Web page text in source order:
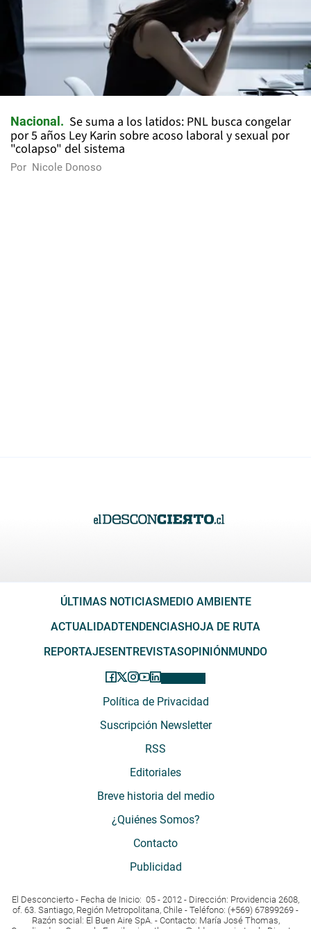
Nacional
Se suma a los latidos: PNL busca congelar
por 5 años Ley Karin sobre acoso laboral y sexual por
"colapso" del sistema
Por Nicole Donoso
ÚLTIMAS NOTICIAS MEDIO AMBIENTE
ACTUALIDADTENDENCIAS HOJA DE RUTA
REPORTAJES ENTREVISTASOPINIÓN MUNDO
Política de Privacidad
Suscripción Newsletter
RSS
Editoriales
Breve historia del medio
¿Quiénes Somos?
Contacto
Publicidad
El Desconcierto - Fecha de Inicio: 05 - 2012 - Dirección: Providencia 2608,
of. 63. Santiago, Región Metropolitana, Chile - Teléfono: (+569) 67899269 -
Razón social: El Buen Aire SpA. - Contacto: María José Thomas,